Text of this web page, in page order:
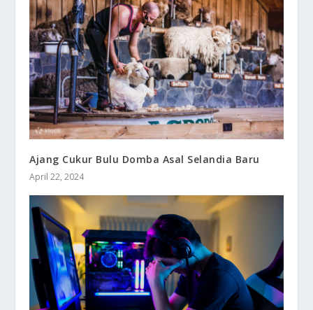
Ajang Cukur Bulu Domba Asal Selandia Baru
April 22, 2024